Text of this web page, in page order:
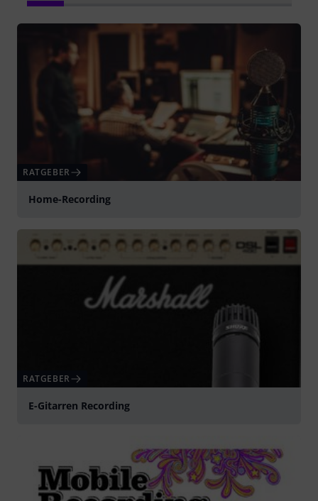
RATGEBER
Home-Recording
RATGEBER
E-Gitarren Recording